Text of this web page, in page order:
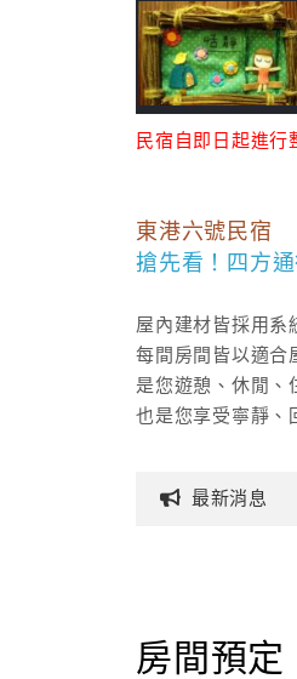
民宿自即日起進行
東港六號民宿
搶先看！四方
屋內建材皆採用系
每間房間皆以適合
是您遊憩、休閒、
也是您享受寧靜、
最新消息
房間預定